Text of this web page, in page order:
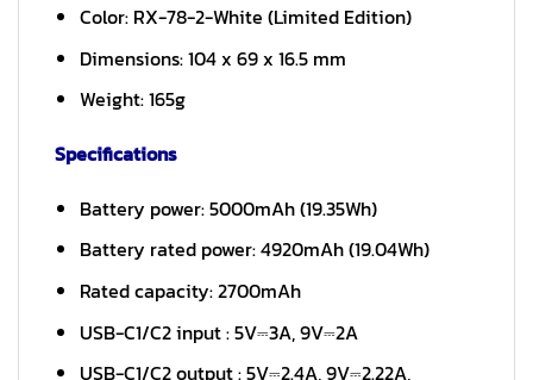
Color: RX-78-2-White (Limited Edition)
Dimensions: 104 x 69 x 16.5 mm
Weight: 165g
Specifications
Battery power: 5000mAh (19.35Wh)
Battery rated power: 4920mAh (19.04Wh)
Rated capacity: 2700mAh
USB-C1/C2 input : 5V⎓3A, 9V⎓2A
USB-C1/C2 output : 5V⎓2.4A, 9V⎓2.22A,